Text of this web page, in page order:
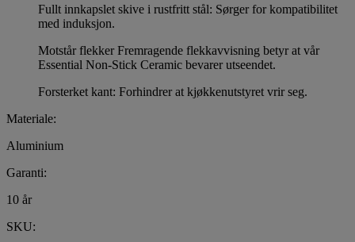
Fullt innkapslet skive i rustfritt stål: Sørger for kompatibilitet
med induksjon.
Motstår flekker Fremragende flekkavvisning betyr at vår
Essential Non-Stick Ceramic bevarer utseendet.
Forsterket kant: Forhindrer at kjøkkenutstyret vrir seg.
Materiale:
Aluminium
Garanti:
10 år
SKU: